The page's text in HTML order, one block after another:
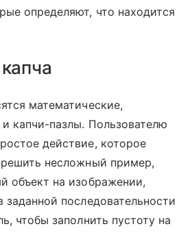
определяют, что находится
математические,
капчи-пазлы. Пользователю
действие, которое
несложный пример,
объект на изображении,
заданной последовательности
чтобы заполнить пустоту на